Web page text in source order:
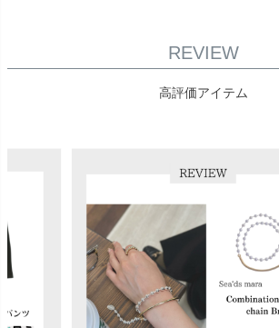
REVIEW
高評価アイテム